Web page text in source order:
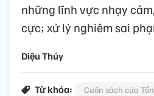
những lĩnh vực nhạy
cực; xử lý nghiêm sai
Diệu Thúy
Từ khóa: Cuốn sách của